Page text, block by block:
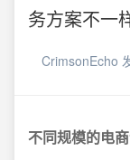
务方案不一
CrimsonEcho
不同规模的电